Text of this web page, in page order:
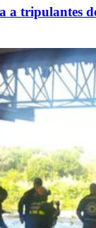
a tripulantes